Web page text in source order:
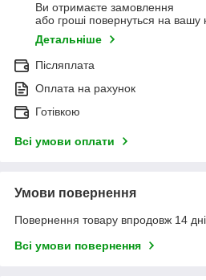
Ви отримаєте замовлення
або гроші повернуться на вашу
Детальніше
Післяплата
Оплата на рахунок
Готівкою
Всі умови оплати
Умови повернення
Повернення товару впродовж 14
Всі умови повернення